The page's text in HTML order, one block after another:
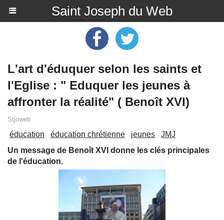
Saint Joseph du Web
L'art d'éduquer selon les saints et
l'Eglise : " Eduquer les jeunes à
affronter la réalité" ( Benoît XVI)
Stjoweb
éducation éducation chrétienne jeunes
JMJ
Un message de Benoît XVI donne les clés principales
de l'éducation.